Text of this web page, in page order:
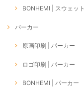
BONHEMI | スウェット
パーカー
原画印刷 | パーカー
ロゴ印刷 | パーカー
BONHEMI | パーカー